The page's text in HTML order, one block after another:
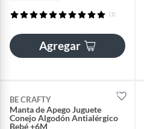
(1)
Agregar
BE CRAFTY
Manta de Apego Juguete
Conejo Algodón Antialérgico
Bebé +6M